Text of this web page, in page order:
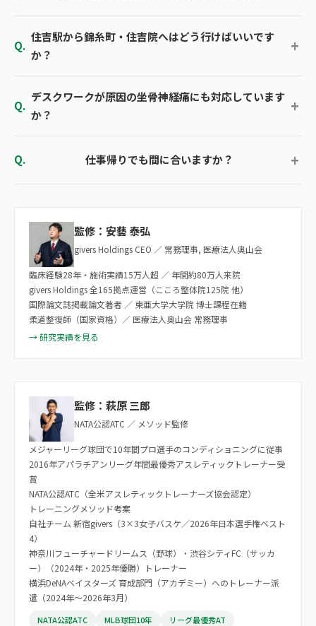
住吉駅から錦糸町・住吉院へはどう行けばいいです
か？
デスクワークが原因の坐骨神経痛にも対応しています
か？
仕事帰りでも間に合いますか？
監修：安藝 泰弘
givers Holdings CEO ／ 常務理事, 医療法人奥山会
臨床経験28年・施術実績15万人超 ／ 年間約80万人来院
givers Holdings 全165拠点運営（こころ整体院125院 他）
国際論文誌掲載論文著者 ／ 東亜大学大学院 博士課程在籍
柔道整復師（国家資格）／ 医療法人奥山会 常務理事
→ 研究実績を見る
監修：萩原 三郎
NATA公認ATC ／ メソッド監修
メジャーリーグ球団で10年間プロ選手のコンディショニングに従事
2016年アパラチアンリーグ年間最優秀アスレティックトレーナー受
賞
NATA公認ATC（全米アスレティックトレーナーズ協会認定）
トレーニングメソッド考案
自社チーム 新宿givers（3×3女子バスケ／2026年日本選手権ベスト
4）
神奈川フューチャードリームス（野球）・渋谷シティFC（サッカ
ー）（2024年・2025年優勝）トレーナー
横浜DeNAベイスターズ 育成部門（アカデミー）へのトレーナー派
遣（2024年〜2026年3月）
NATA公認ATC MLB球団10年 リーグ最優秀AT